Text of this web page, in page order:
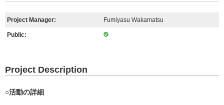
Project Manager: Fumiyasu Wakamatsu
Public:
Project Description
○活動の詳細